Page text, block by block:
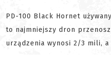
PD-100 Black Hornet
to najmniejszy dron
urządzenia wynosi 2/3 mili, a